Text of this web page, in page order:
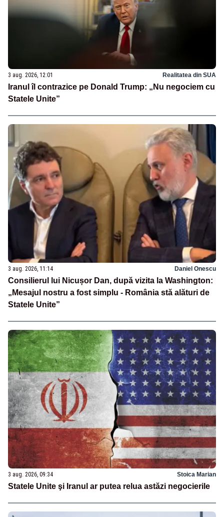
3 aug. 2026, 12:01 Realitatea din SUA
Iranul îl contrazice pe Donald Trump: „Nu negociem cu
Statele Unite”
3 aug. 2026, 11:14 Daniel Onescu
Consilierul lui Nicușor Dan, după vizita la Washington:
„Mesajul nostru a fost simplu - România stă alături de
Statele Unite”
3 aug. 2026, 09:34 Stoica Marian
Statele Unite şi Iranul ar putea relua astăzi negocierile